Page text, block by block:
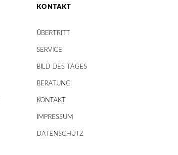
KONTAKT
ÜBERTRITT
SERVICE
BILD DES TAGES
BERATUNG
KONTAKT
IMPRESSUM
DATENSCHUTZ